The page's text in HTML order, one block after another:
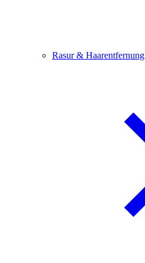
Rasur & Haarentfernung